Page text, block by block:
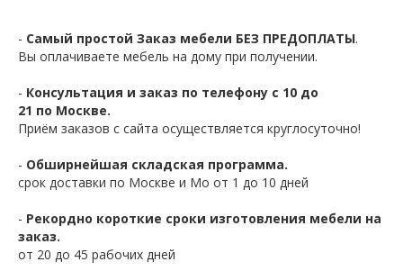
- Самый простой Заказ мебели БЕЗ ПРЕДОПЛАТЫ.
Вы оплачиваете мебель на дому при получении.
- Консультация и заказ по телефону с 10 до
21 по Москве.
Приём заказов с сайта осуществляется круглосуточно!
- Обширнейшая складская программа.
срок доставки по Москве и Мо от 1 до 10 дней
- Рекордно короткие сроки изготовления мебели на
заказ.
от 20 до 45 рабочих дней